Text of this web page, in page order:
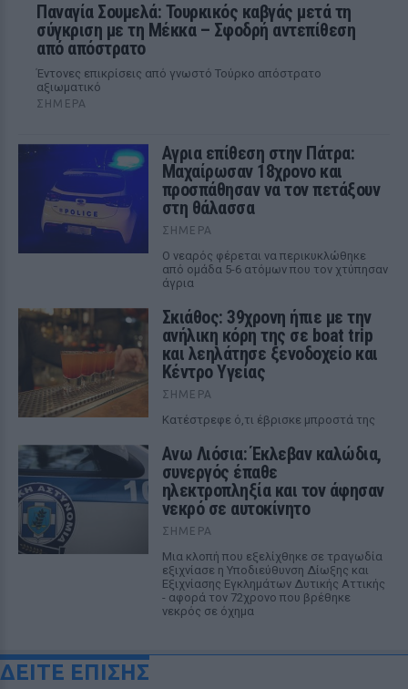
Παναγία Σουμελά: Τουρκικός καβγάς μετά τη
σύγκριση με τη Μέκκα – Σφοδρή αντεπίθεση
από απόστρατο
Έντονες επικρίσεις από γνωστό Τούρκο απόστρατο
αξιωματικό
ΣΉΜΕΡΑ
Αγρια επίθεση στην Πάτρα:
Μαχαίρωσαν 18χρονο και
προσπάθησαν να τον πετάξουν
στη θάλασσα
ΣΉΜΕΡΑ
Ο νεαρός φέρεται να περικυκλώθηκε
από ομάδα 5-6 ατόμων που τον χτύπησαν
άγρια
Σκιάθος: 39χρονη ήπιε με την
ανήλικη κόρη της σε boat trip
και λεηλάτησε ξενοδοχείο και
Κέντρο Υγείας
ΣΉΜΕΡΑ
Κατέστρεφε ό,τι έβρισκε μπροστά της
Ανω Λιόσια: Έκλεβαν καλώδια,
συνεργός έπαθε
ηλεκτροπληξία και τον άφησαν
νεκρό σε αυτοκίνητο
ΣΉΜΕΡΑ
Μια κλοπή που εξελίχθηκε σε τραγωδία
εξιχνίασε η Υποδιεύθυνση Δίωξης και
Εξιχνίασης Εγκλημάτων Δυτικής Αττικής
- αφορά τον 72χρονο που βρέθηκε
νεκρός σε όχημα
ΔΕΙΤΕ ΕΠΙΣΗΣ